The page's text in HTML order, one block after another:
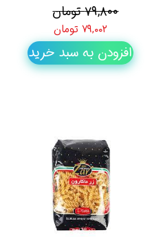
۷۹,۸۰۰ تومان
۷۹,۰۰۲ تومان
افزودن به سبد خرید